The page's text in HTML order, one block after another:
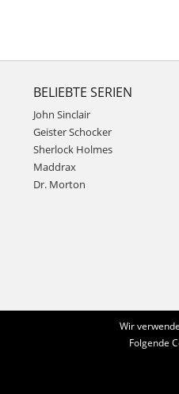
BELIEBTE SERIEN
John Sinclair
Geister Schocker
Sherlock Holmes
Maddrax
Dr. Morton
Wir
Folgende